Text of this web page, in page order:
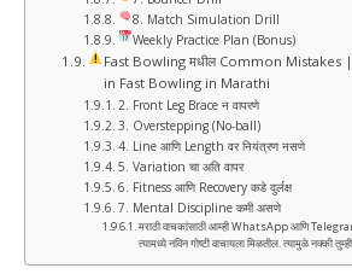
8. Match Simulation Drill
Weekly Practice Plan (Bonus)
Fast Bowling मधील Common
in Fast Bowling in Marathi
2. Front Leg Brace न वापरणे
3. Overstepping (No-ball)
4. Line आणि Length वर नियंत्रण नसणे
5. Variation चा अति वापर
6. Fitness आणि Recovery कडे दुर्लक्ष
7. Mental Discipline कमी असणे
मराठी वाचकांसाठी आम्ही WhatsApp आणि
त्यामध्ये नविन गोष्टी वाचायला मिळतील. त्यामुळे नक्की